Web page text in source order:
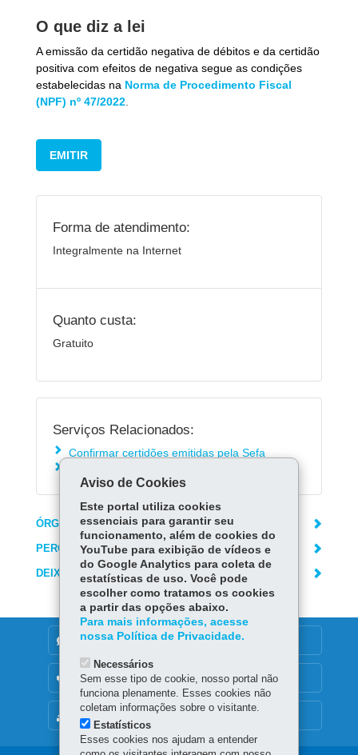
O que diz a lei
A emissão da certidão negativa de débitos e da certidão
positiva com efeitos de negativa segue as condições
estabelecidas na Norma de Procedimento Fiscal
(NPF) nº 47/2022
EMITIR
Forma de atendimento:
Integralmente na Internet
Quanto custa:
Gratuito
Serviços Relacionados:
Confirmar certidões emitidas pela Sefa
ÓRGÃO RESPONSÁVEL
PERGUNTAS FREQUENTES
DEIXE SUA OPINIÃO
DENUNCIE CORRUPÇÃO
OUVIDORIA
Aviso de Cookies
Este portal utiliza cookies
essenciais para garantir seu
funcionamento, além de cookies do
YouTube para exibição de vídeos e
do Google Analytics para coleta de
estatísticas de uso. Você pode
escolher como tratamos os cookies
a partir das opções abaixo.
Para mais informações, acesse
nossa Política de Privacidade.
Necessários
Sem esse tipo de cookie, nosso portal não
funciona plenamente. Esses cookies não
coletam informações sobre o visitante.
Estatísticos
Esses cookies nos ajudam a entender